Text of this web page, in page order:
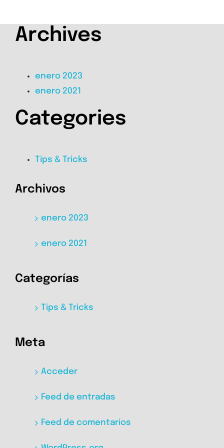
Archives
enero 2023
enero 2021
Categories
Tips & Tricks
Archivos
enero 2023
enero 2021
Categorías
Tips & Tricks
Meta
Acceder
Feed de entradas
Feed de comentarios